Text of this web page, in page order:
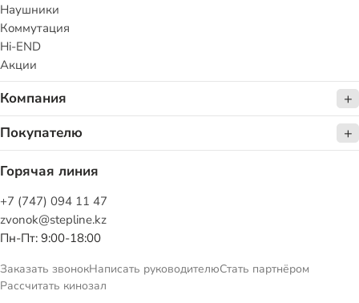
Наушники
Коммутация
Hi-END
Акции
Компания
Покупателю
Горячая линия
+7 (747) 094 11 47
zvonok@stepline.kz
Пн-Пт: 9:00-18:00
Заказать звонокНаписать руководителюСтать партнёром
Рассчитать кинозал